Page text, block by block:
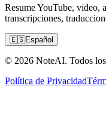
Resume YouTube, video,
transcripciones,
🇪🇸Español
© 2026 NoteAI. Todos los
Política de Privacidad